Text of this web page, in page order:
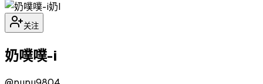
奶I
关注
奶噗噗-i